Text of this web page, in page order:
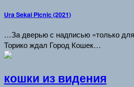
Ura Sekai Picnic (2021)
…За дверью с надписью «только
Торико ждал Город Кошек…
кошки из видения